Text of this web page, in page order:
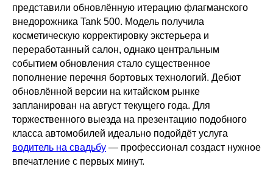
представили обновлённую итерацию флагманского
внедорожника Tank 500. Модель получила
косметическую корректировку экстерьера и
переработанный салон, однако центральным
событием обновления стало существенное
пополнение перечня бортовых технологий. Дебют
обновлённой версии на китайском рынке
запланирован на август текущего года. Для
торжественного выезда на презентацию подобного
класса автомобилей идеально подойдёт услуга
водитель на свадьбу — профессионал создаст нужное
впечатление с первых минут.